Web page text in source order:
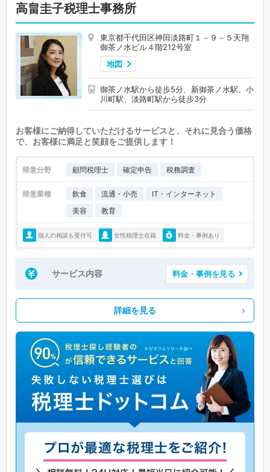
高畠圭子税理士事務所
東京都千代田区神田淡路町１－９－５天翔
御茶ノ水ビル４階212号室
地図
御茶ノ水駅から徒歩5分、新御茶ノ水駅、小
川町駅、淡路町駅から徒歩3分
お客様にご納得していただけるサービスと、それに見合う価格
で、お客様に満足と笑顔をご提供します！
得意分野 顧問税理士 確定申告 税務調査
得意業種 飲食 流通・小売
IT・インターネット
美容
教育
個人の相談も受付可 女性税理士在籍 料金・事例あり
サービス内容 料金・事例を見る
詳細を見る